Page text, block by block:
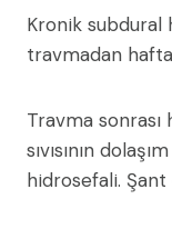
Kronik subdural
travmadan
Travma
sıvısının
hidrosefali.